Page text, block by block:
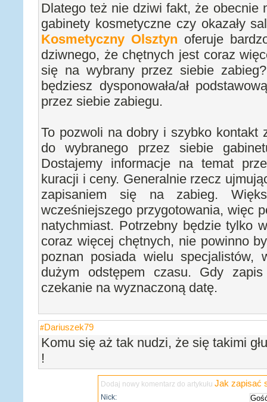
Dlatego też nie dziwi fakt, że obecnie
gabinety kosmetyczne czy okazały
Kosmetyczny Olsztyn oferuje
dziwnego, że chętnych jest coraz
się na wybrany przez siebie
będziesz dysponowała/ał
przez siebie zabiegu.
To pozwoli na dobry i szybko kontakt
do wybranego przez siebie
Dostajemy informacje na temat
kuracji i ceny. Generalnie rzecz
zapisaniem się na zabieg.
wcześniejszego przygotowania, więc
natychmiast. Potrzebny będzie tylko
coraz więcej chętnych, nie powinno
poznan posiada wielu
dużym odstępem czasu. Gdy
czekanie na wyznaczoną datę.
#Dariuszek79
Komu się aż tak nudzi, że się takimi
!
Dodaj nowy komentarz do artykułu Jak zapisać
Nick: